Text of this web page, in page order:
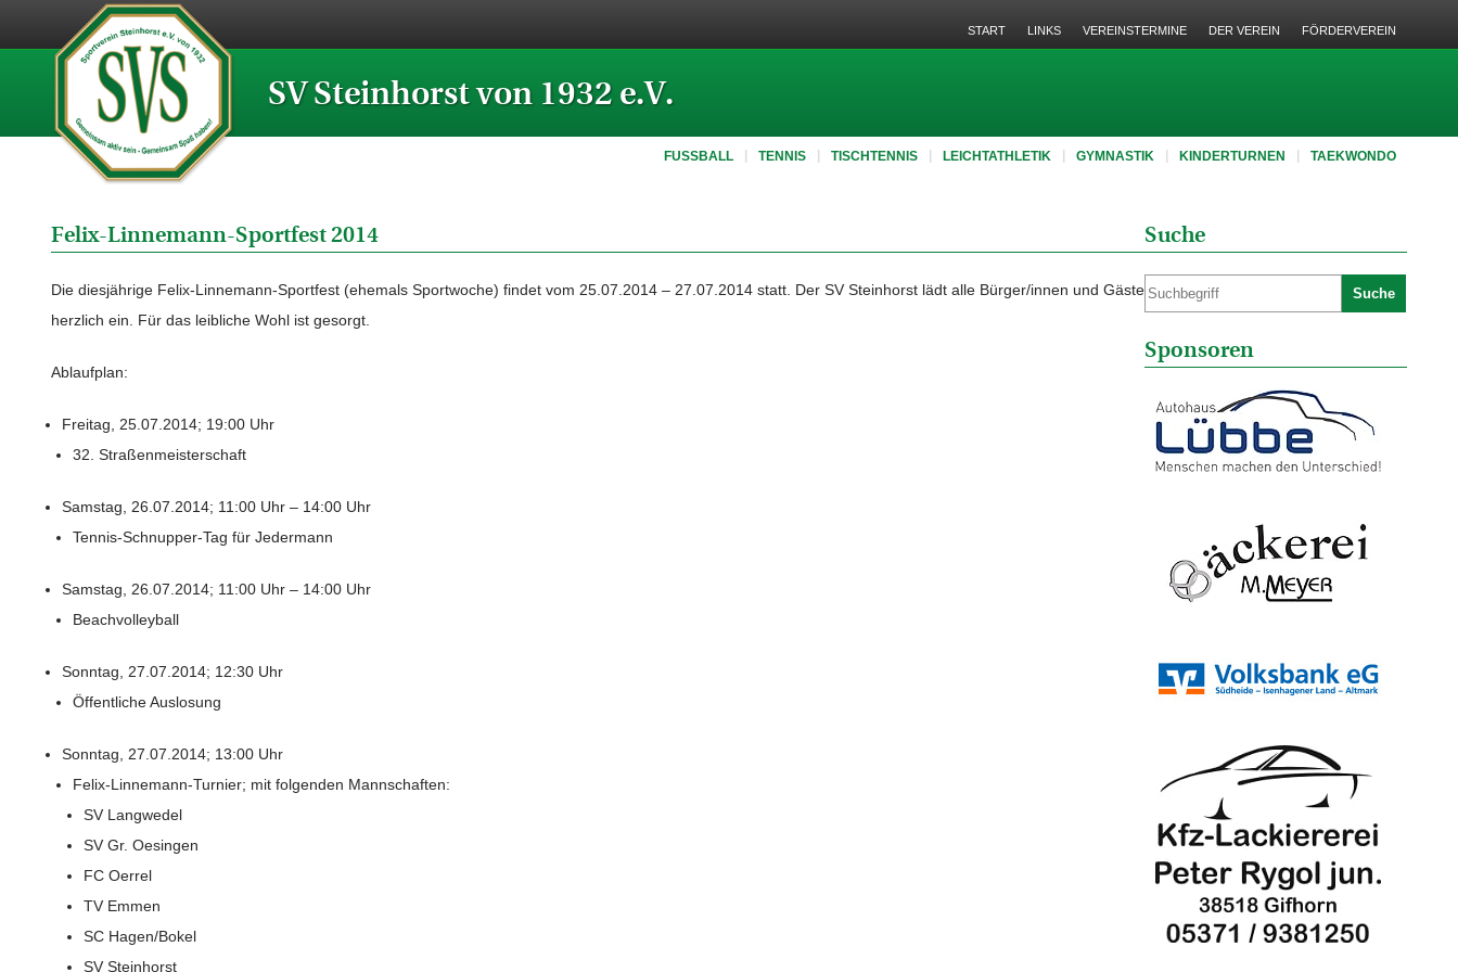
SV Steinhorst von 1932 e.V.
FUSSBALL TENNIS TISCHTENNIS LEICHTATHLETIK GYMNASTIK KINDERTURNEN TAEKWONDO
START LINKS VEREINSTERMINE DER VEREIN FÖRDERVEREIN
Felix-Linnemann-Sportfest 2014
Die diesjährige Felix-Linnemann-Sportfest (ehemals Sportwoche) findet vom 25.07.2014 – 27.07.2014 statt. Der SV Steinhorst lädt alle Bürger/innen und Gäste
herzlich ein. Für das leibliche Wohl ist gesorgt.
Ablaufplan:
Freitag, 25.07.2014; 19:00 Uhr
32. Straßenmeisterschaft
Samstag, 26.07.2014; 11:00 Uhr – 14:00 Uhr
Tennis-Schnupper-Tag für Jedermann
Samstag, 26.07.2014; 11:00 Uhr – 14:00 Uhr
Beachvolleyball
Sonntag, 27.07.2014; 12:30 Uhr
Öffentliche Auslosung
Sonntag, 27.07.2014; 13:00 Uhr
Felix-Linnemann-Turnier; mit folgenden Mannschaften:
SV Langwedel
SV Gr. Oesingen
FC Oerrel
TV Emmen
SC Hagen/Bokel
SV Steinhorst
Suche
Suche
Sponsoren